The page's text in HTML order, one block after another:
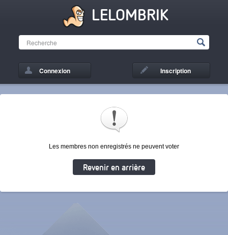
LELOMBRIK
Connexion Inscription
Les membres non enregistrés ne peuvent voter
Revenir en arrière